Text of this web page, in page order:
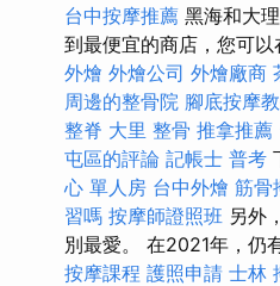
台中按摩推薦 黑海和大
到最便宜的商店，您可
外燴 外燴公司 外燴廠商
周邊的整骨院 腳底按摩
整脊 大里 整骨 推拿推薦
屯區的評論 記帳士 普考
心 單人房 台中外燴 筋骨
習嗎 按摩師證照班 另外
別最愛。 在2021年，仍
按摩課程 護照申請 士林